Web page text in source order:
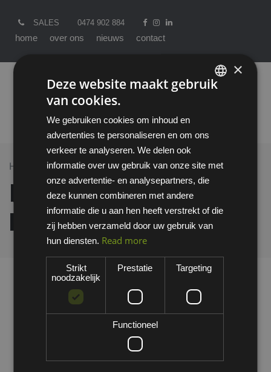
SALES 0474 902 884
home over ons nieuws contact
Home >All Products Dolfing 421.01 kruipbroek
Dolfing 421.01
kruipbroek
×
Deze website maakt gebruik
van cookies.
We gebruiken cookies om inhoud en
advertenties te personaliseren en om ons
verkeer te analyseren. We delen ook
informatie over uw gebruik van onze site met
onze advertentie- en analysepartners, die
deze kunnen combineren met andere
informatie die u aan hen heeft verstrekt of die
zij hebben verzameld door uw gebruik van
hun diensten. Read more
Strikt
noodzakelijk
Prestatie Targeting
Functioneel